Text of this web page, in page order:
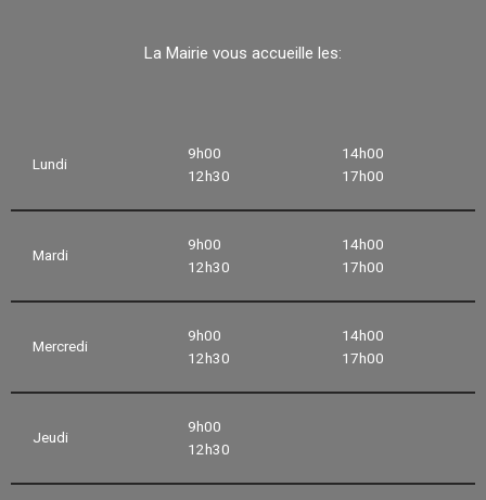
La Mairie vous accueille les:
Lundi
9h00
12h30
14h00
17h00
Mardi
9h00
12h30
14h00
17h00
Mercredi
9h00
12h30
14h00
17h00
Jeudi
9h00
12h30